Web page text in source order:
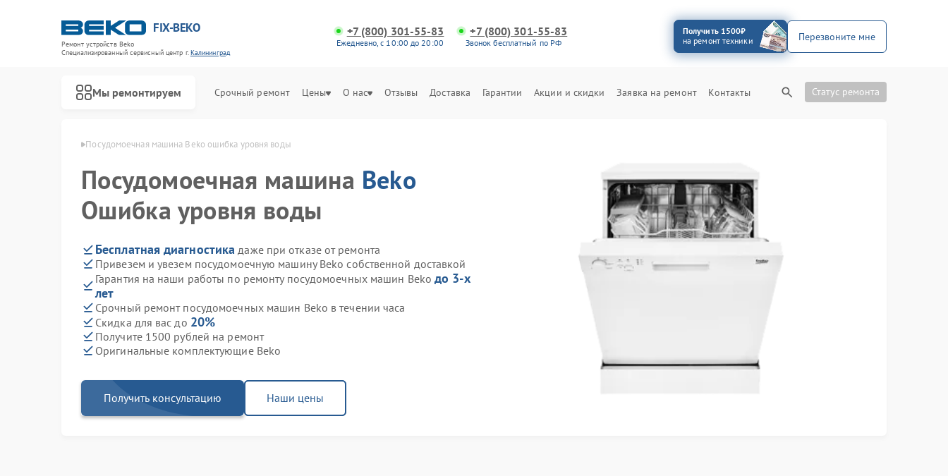
FIX-BEKO
Ремонт устройств Beko
Специализированный cервисный центр г.Калининград
+7 (800) 301-55-83
Ежедневно, с 10:00 до 20:00
+7 (800) 301-55-83
Звонок бесплатный по РФ
Получить 1500₽
на ремонт техники
Перезвоните мне
Мы ремонтируем Срочный ремонт Цены О нас Отзывы Доставка Гарантии Акции и скидки Заявка на ремонт Контакты Статус ремонта
в Калининграде Посудомоечная машина Beko ошибка уровня воды
Посудомоечная машина Beko
Ошибка уровня воды
Бесплатная диагностика даже при отказе от ремонта
Привезем и увезем посудомоечную машину Beko собственной доставкой
Гарантия на наши работы по ремонту посудомоечных машин Beko до 3-х
лет
Срочный ремонт посудомоечных машин Beko в течении часа
Скидка для вас до 20%
Получите 1500 рублей на ремонт
Оригинальные комплектующие Beko
Получить консультацию Наши цены